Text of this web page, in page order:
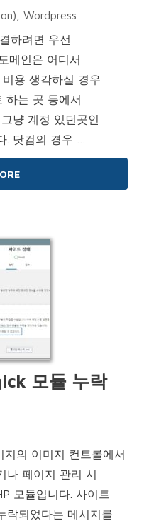
Wordpress
하려면 우선
메인은 어디서
용 생각하실 경우
하는 곳 등에서
냥 계정 있던곳인
. 닷컴의 경우 …
모듈 누락
지의 이미지 컨트롤에서
나 페이지 관리 시
모듈입니다. 사이트
락되었다는 메시지를